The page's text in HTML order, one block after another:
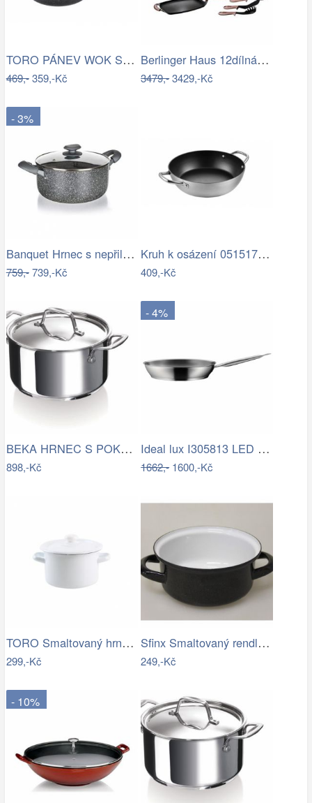
TORO PÁNEV WOK S INDUKČNÍM DNEM, PRŮMĚR…
469,-359,-Kč
Berlinger Haus 12dílná sada nádobí I…
3479,-3429,-Kč
- 3%
Banquet Hrnec s nepřilnavým povrchem…
759,-739,-Kč
Kruh k osázení 0515170 průměr 30cm
409,-Kč
BEKA HRNEC S POKLICÍ CHEF 16 CM, NEREZ
898,-Kč
- 4%
Ideal lux I305813 LED zápustné svítidlo…
1662,-1600,-Kč
TORO Smaltovaný hrnec s poklicí 2l bílý
299,-Kč
Sfinx Smaltovaný rendlík Standard, 14…
249,-Kč
- 10%